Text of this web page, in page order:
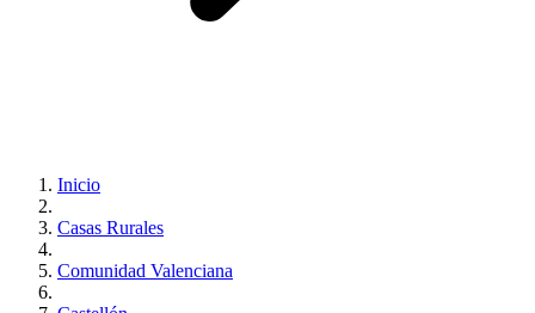
Inicio
Casas Rurales
Comunidad Valenciana